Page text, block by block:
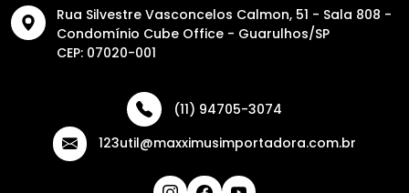
Rua Silvestre Vasconcelos Calmon, 51 - Sala 808 -
Condomínio Cube Office - Guarulhos/SP
CEP: 07020-001
(11) 94705-3074
123util@maxximusimportadora.com.br